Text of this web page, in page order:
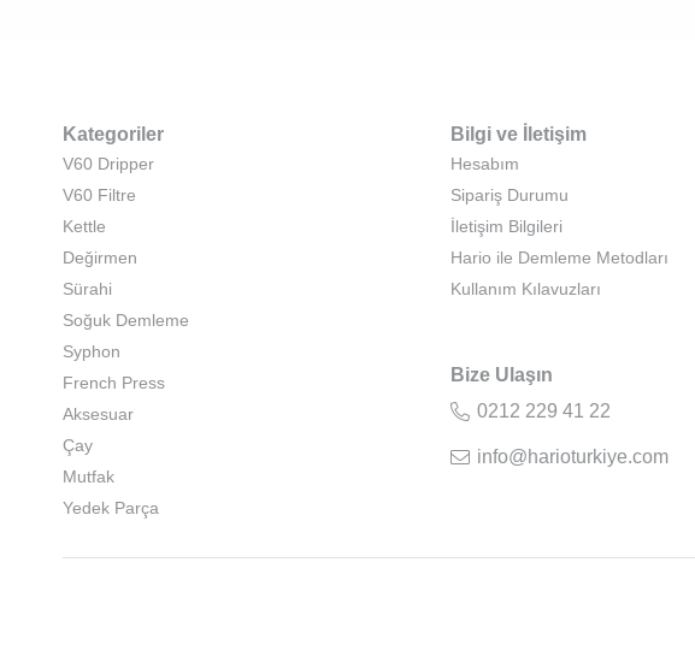
Kategoriler
V60 Dripper
V60 Filtre
Kettle
Değirmen
Sürahi
Soğuk Demleme
Syphon
French Press
Aksesuar
Çay
Mutfak
Yedek Parça
Bilgi ve İletişim
Hesabım
Sipariş Durumu
İletişim Bilgileri
Hario ile Demleme Metodları
Kullanım Kılavuzları
Bize Ulaşın
0212 229 41 22
info@harioturkiye.com